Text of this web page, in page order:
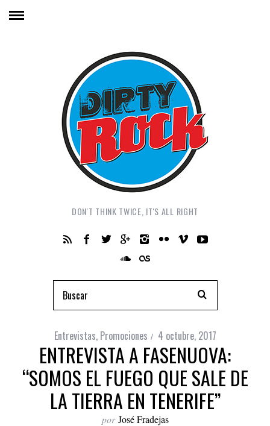
DON'T THINK TWICE, IT'S ALL RIGHT
Entrevistas, Promociones 4 octubre, 2017
ENTREVISTA A FASENUOVA:
“SOMOS EL FUEGO QUE SALE DE
LA TIERRA EN TENERIFE”
por José Fradejas